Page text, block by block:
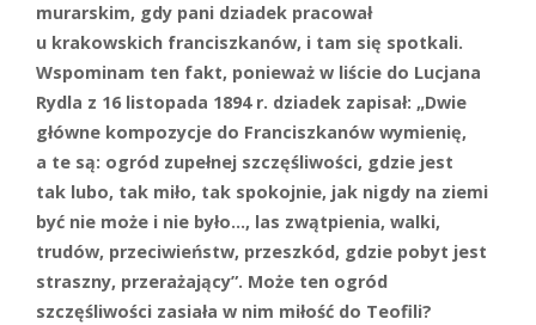
murarskim, gdy pani dziadek pracował
u krakowskich franciszkanów, i tam się spotkali.
Wspominam ten fakt, ponieważ w liście do Lucjana
Rydla z 16 listopada 1894 r. dziadek zapisał: „Dwie
główne kompozycje do Franciszkanów wymienię,
a te są: ogród zupełnej szczęśliwości, gdzie jest
tak lubo, tak miło, tak spokojnie, jak nigdy na ziemi
być nie może i nie było…, las zwątpienia, walki,
trudów, przeciwieństw, przeszkód, gdzie pobyt jest
straszny, przerażający”. Może ten ogród
szczęśliwości zasiała w nim miłość do Teofili?